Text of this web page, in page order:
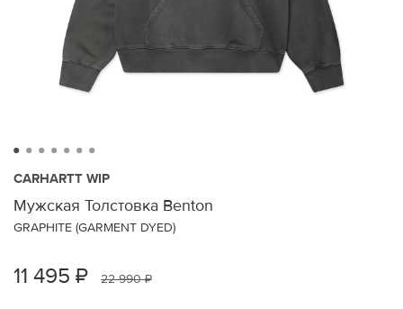
CARHARTT WIP
Мужская Толстовка Benton
GRAPHITE (GARMENT DYED)
11 495 ₽ 22 990 ₽